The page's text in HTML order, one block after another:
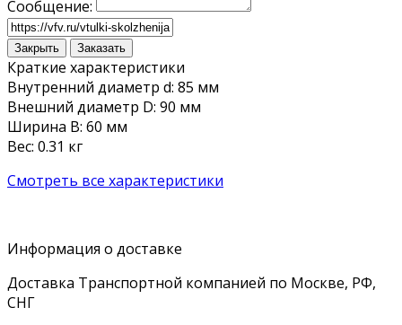
Сообщение:
Закрыть Заказать
Краткие характеристики
Внутренний диаметр d: 85 мм
Внешний диаметр D: 90 мм
Ширина B: 60 мм
Вес: 0.31 кг
Смотреть все характеристики
Информация о доставке
Доставка Транспортной компанией по Москве, РФ,
СНГ